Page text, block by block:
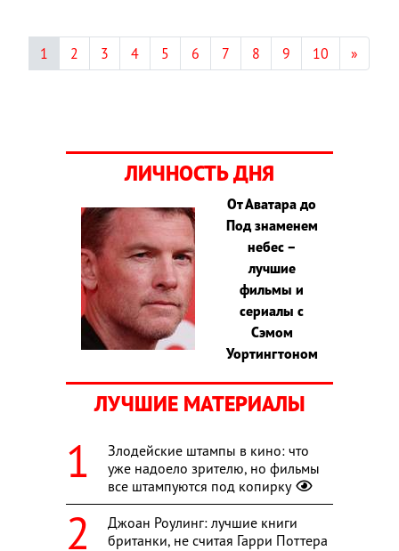
1 2 3 4 5 6 7 8 9 10 »
ЛИЧНОСТЬ ДНЯ
От Аватара до
Под знаменем
небес –
лучшие
фильмы и
сериалы с
Сэмом
Уортингтоном
ЛУЧШИЕ МАТЕРИАЛЫ
Злодейские штампы в кино: что
уже надоело зрителю, но фильмы
все штампуются под копирку
Джоан Роулинг: лучшие книги
британки, не считая Гарри Поттера